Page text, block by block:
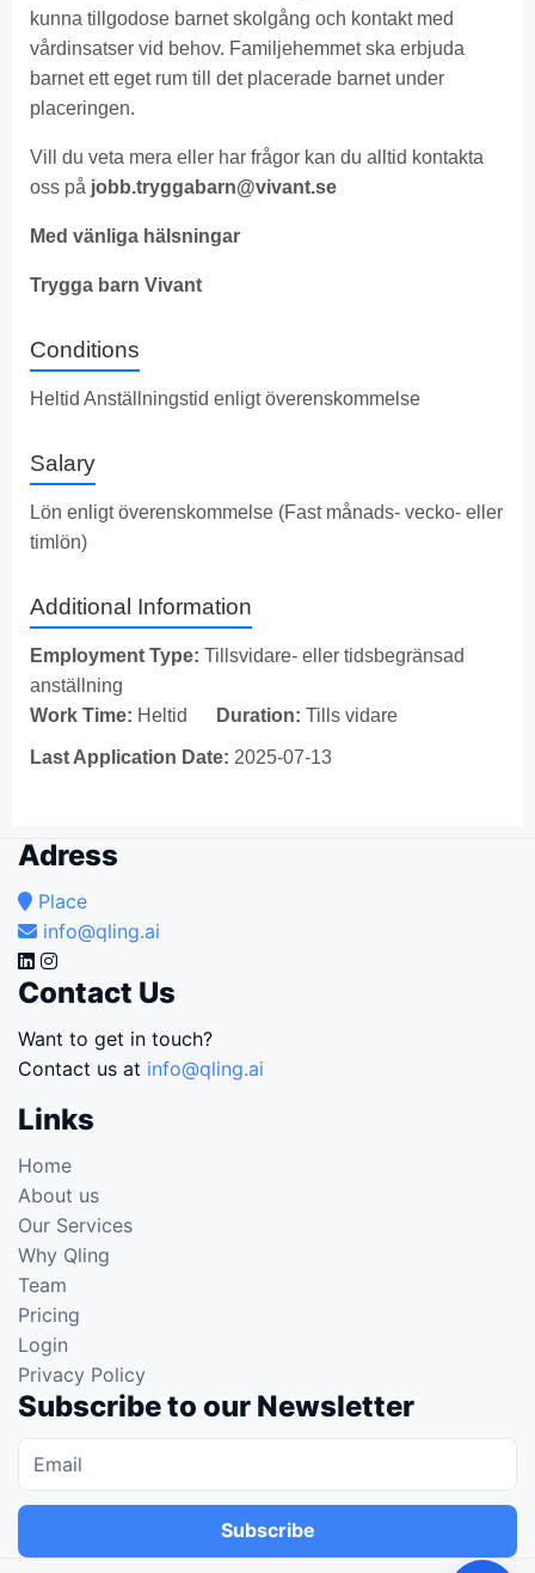
kunna tillgodose barnet skolgång och kontakt med
vårdinsatser vid behov. Familjehemmet ska erbjuda
barnet ett eget rum till det placerade barnet under
placeringen.
Vill du veta mera eller har frågor kan du alltid kontakta
oss på jobb.tryggabarn@vivant.se
Med vänliga hälsningar
Trygga barn Vivant
Conditions
Heltid Anställningstid enligt överenskommelse
Salary
Lön enligt överenskommelse (Fast månads- vecko- eller
timlön)
Additional Information
Employment Type: Tillsvidare- eller tidsbegränsad
anställning
Work Time: Heltid Duration: Tills vidare
Last Application Date: 2025-07-13
Adress
Place
info@qling.ai
Contact Us
Want to get in touch?
Contact us at info@qling.ai
Links
Home
About us
Our Services
Why Qling
Team
Pricing
Login
Privacy Policy
Subscribe to our Newsletter
Subscribe